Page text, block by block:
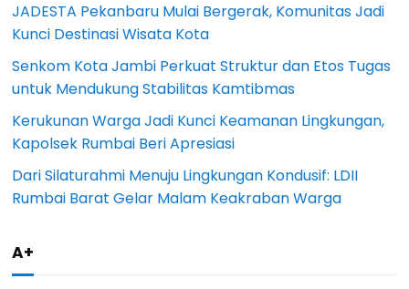
JADESTA Pekanbaru Mulai Bergerak, Komunitas Jadi
Kunci Destinasi Wisata Kota
Senkom Kota Jambi Perkuat Struktur dan Etos Tugas
untuk Mendukung Stabilitas Kamtibmas
Kerukunan Warga Jadi Kunci Keamanan Lingkungan,
Kapolsek Rumbai Beri Apresiasi
Dari Silaturahmi Menuju Lingkungan Kondusif: LDII
Rumbai Barat Gelar Malam Keakraban Warga
A+